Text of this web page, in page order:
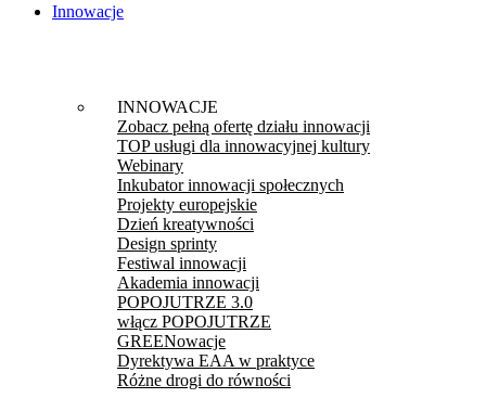
Innowacje
INNOWACJE
Zobacz pełną ofertę działu innowacji
TOP usługi dla innowacyjnej kultury
Webinary
Inkubator innowacji społecznych
Projekty europejskie
Dzień kreatywności
Design sprinty
Festiwal innowacji
Akademia innowacji
POPOJUTRZE 3.0
włącz POPOJUTRZE
GREENowacje
Dyrektywa EAA w praktyce
Różne drogi do równości